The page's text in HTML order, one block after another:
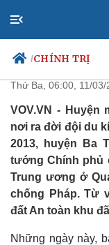
/CHÍNH TRỊ
Chính trị
Đảng
Tổ chức nhân sự
Quốc hội
Nhận diện sự thật
Đổi thay
khu Ba Tơ
Thứ Ba, 06:00, 11/03/
VOV.VN - Huyện
nơi ra đời đội du
2013, huyện Ba
tướng Chính phủ
Trung ương ở
chống Pháp. Từ
đất An toàn khu
Những ngày này,